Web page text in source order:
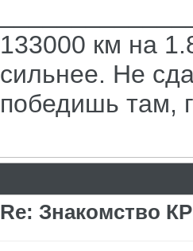
133000 км на
сильнее. Не
победишь там,
Re: Знакомство